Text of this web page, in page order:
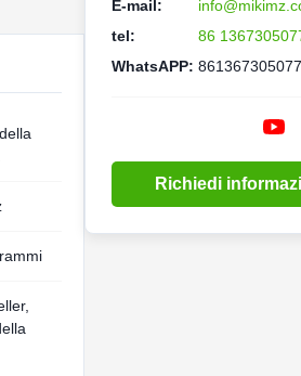
E-mail:
tel:
86
WhatsAPP:
Richiedi